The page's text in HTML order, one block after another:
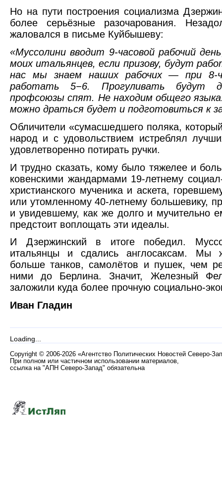
Но на пути построения социализма
более серьёзные разочарования.
жаловался в письме Куйбышеву:
«Муссолини вводит 9-часовой рабочий
моих итальянцев, если призову, будут
нас мы знаем наших рабочих — при 8-
работать 5−6. Прогуливать
профсоюзы спят. Не находим общего
можно драться будет и подготовиться к
Обличители «сумасшедшего поляка,
народ и с удовольствием истреблял
удовлетворенно потирать ручки.
И трудно сказать, кому было тяжелее и
ковенскими жандармами 19-летнему
христианского мученика и аскета,
или утомленному 40-летнему большевику,
и увидевшему, как же долго и мучительно
предстоит воплощать эти идеалы.
И Дзержинский в итоге победил.
итальянцы и сдались англосаксам. Мы
больше танков, самолётов и пушек, чем
ними до Берлина. Значит, Железный
заложили куда более прочную социально-
Иван Гладин
Loading...
Copyright © 2006-2026 «Агентство Политических Новостей Северо-
При полном или частичном использовании материалов,
ссылка на "АПН Северо-Запад" обязательна